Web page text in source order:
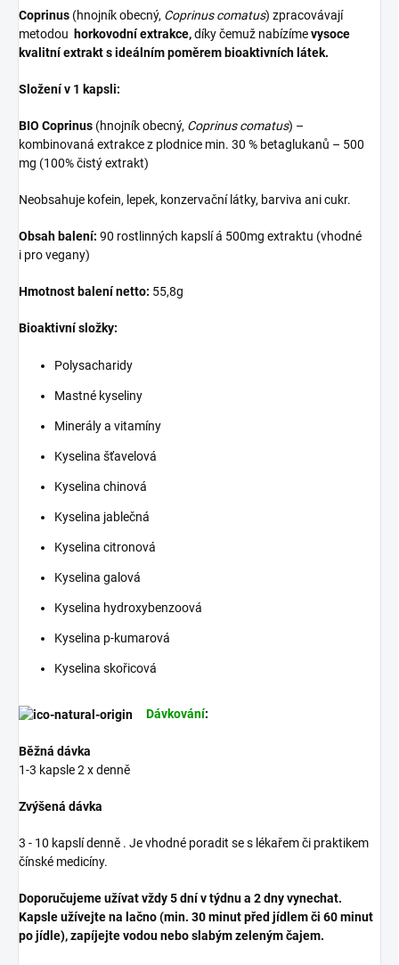
Coprinus (hnojník obecný, Coprinus comatus) zpracovávají
metodou horkovodní extrakce,díky čemuž nabízímevysoce
kvalitní extrakt s ideálním poměrem bioaktivních látek.
Složení v 1 kapsli:
BIO Coprinus (hnojník obecný, Coprinus comatus) –
kombinovaná extrakce z plodnice min. 30 % betaglukanů – 500
mg (100% čistý extrakt)
Neobsahuje kofein, lepek, konzervační látky, barviva ani cukr.
Obsah balení: 90 rostlinných kapslí á 500mg extraktu (vhodné
i pro vegany)
Hmotnost balení netto: 55,8g
Bioaktivní složky:
Polysacharidy
Mastné kyseliny
Minerály a vitamíny
Kyselina šťavelová
Kyselina chinová
Kyselina jablečná
Kyselina citronová
Kyselina galová
Kyselina hydroxybenzoová
Kyselina p-kumarová
Kyselina skořicová
Dávkování:
Běžná dávka
1-3 kapsle 2 x denně
Zvýšená dávka
3 - 10 kapslí denně . Je vhodné poradit se s lékařem či praktikem
čínské medicíny.
Doporučujeme užívat vždy 5 dní v týdnu a 2 dny vynechat.
Kapsle užívejte na lačno (min. 30 minut před jídlem či 60 minut
po jídle), zapíjejte vodou nebo slabým zeleným čajem.